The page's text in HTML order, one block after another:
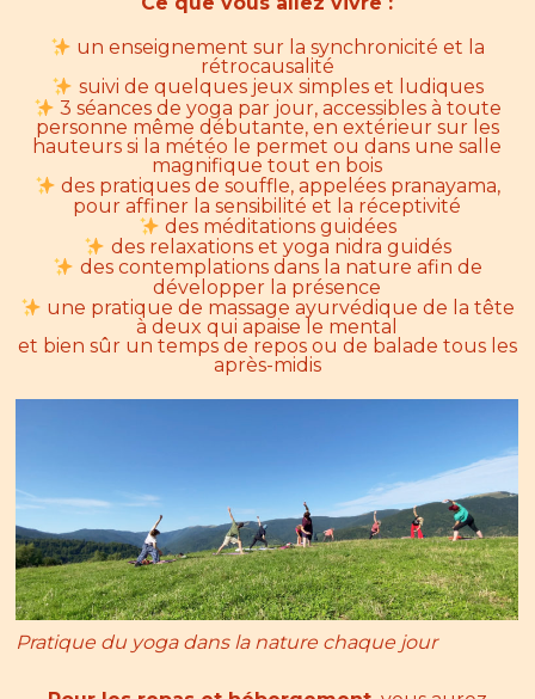
un enseignement sur la synchronicité et la
rétrocausalité
suivi de quelques jeux simples et ludiques
3 séances de yoga par jour, accessibles à toute
personne même débutante, en extérieur sur les
hauteurs si la météo le permet ou dans une salle
magnifique tout en bois
des pratiques de souffle, appelées pranayama,
pour affiner la sensibilité et la réceptivité
des méditations guidées
des relaxations et yoga nidra guidés
des contemplations dans la nature afin de
développer la présence
une pratique de massage ayurvédique de la tête
à deux qui apaise le mental
et bien sûr un temps de repos ou de balade tous les
après-midis
Pratique du yoga dans la nature chaque jour